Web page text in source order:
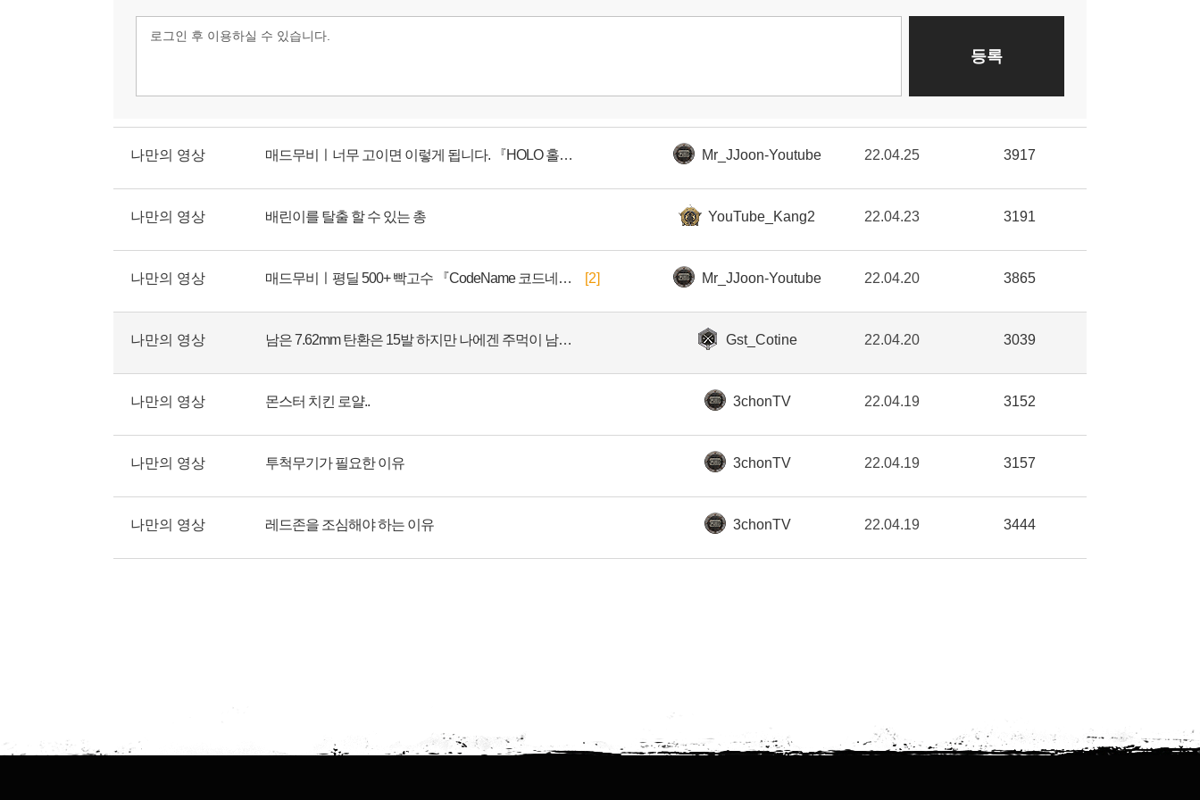
나만의 영상 매드무비ㅣ너무 고이면 이렇게 됩니다. 『HOLO 홀로』 Mr_JJoon-Youtube 22.04.25 3917
나만의 영상 배린이를 탈출 할 수 있는 총 YouTube_Kang2 22.04.23 3191
나만의 영상 매드무비ㅣ평딜 500+ 빡고수 『CodeName 코드네임』 [2] Mr_JJoon-Youtube 22.04.20 3865
나만의 영상 남은 7.62mm 탄환은 15발 하지만 나에겐 주먹이 남아 있지 ㅎㅎ Gst_Cotine 22.04.20 3039
나만의 영상 몬스터 치킨 로얄.. 3chonTV 22.04.19 3152
나만의 영상 투척무기가 필요한 이유 3chonTV 22.04.19 3157
나만의 영상 레드존을 조심해야 하는 이유 3chonTV 22.04.19 3444